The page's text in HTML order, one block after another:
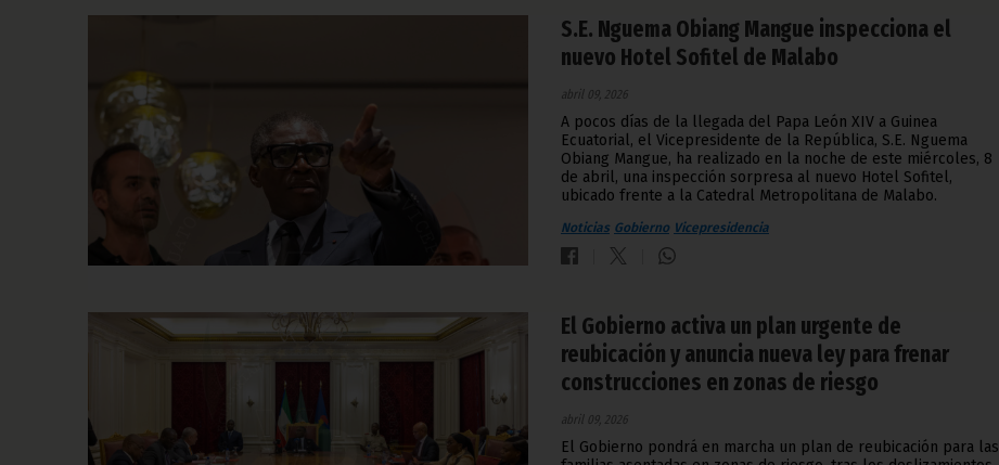
S.E. Nguema Obiang Mangue inspecciona el
nuevo Hotel Sofitel de Malabo
abril 09, 2026
A pocos días de la llegada del Papa León XIV a Guinea
Ecuatorial, el Vicepresidente de la República, S.E. Nguema
Obiang Mangue, ha realizado en la noche de este miércoles, 8
de abril, una inspección sorpresa al nuevo Hotel Sofitel,
ubicado frente a la Catedral Metropolitana de Malabo.
Noticias Gobierno Vicepresidencia
El Gobierno activa un plan urgente de
reubicación y anuncia nueva ley para frenar
construcciones en zonas de riesgo
abril 09, 2026
El Gobierno pondrá en marcha un plan de reubicación para las